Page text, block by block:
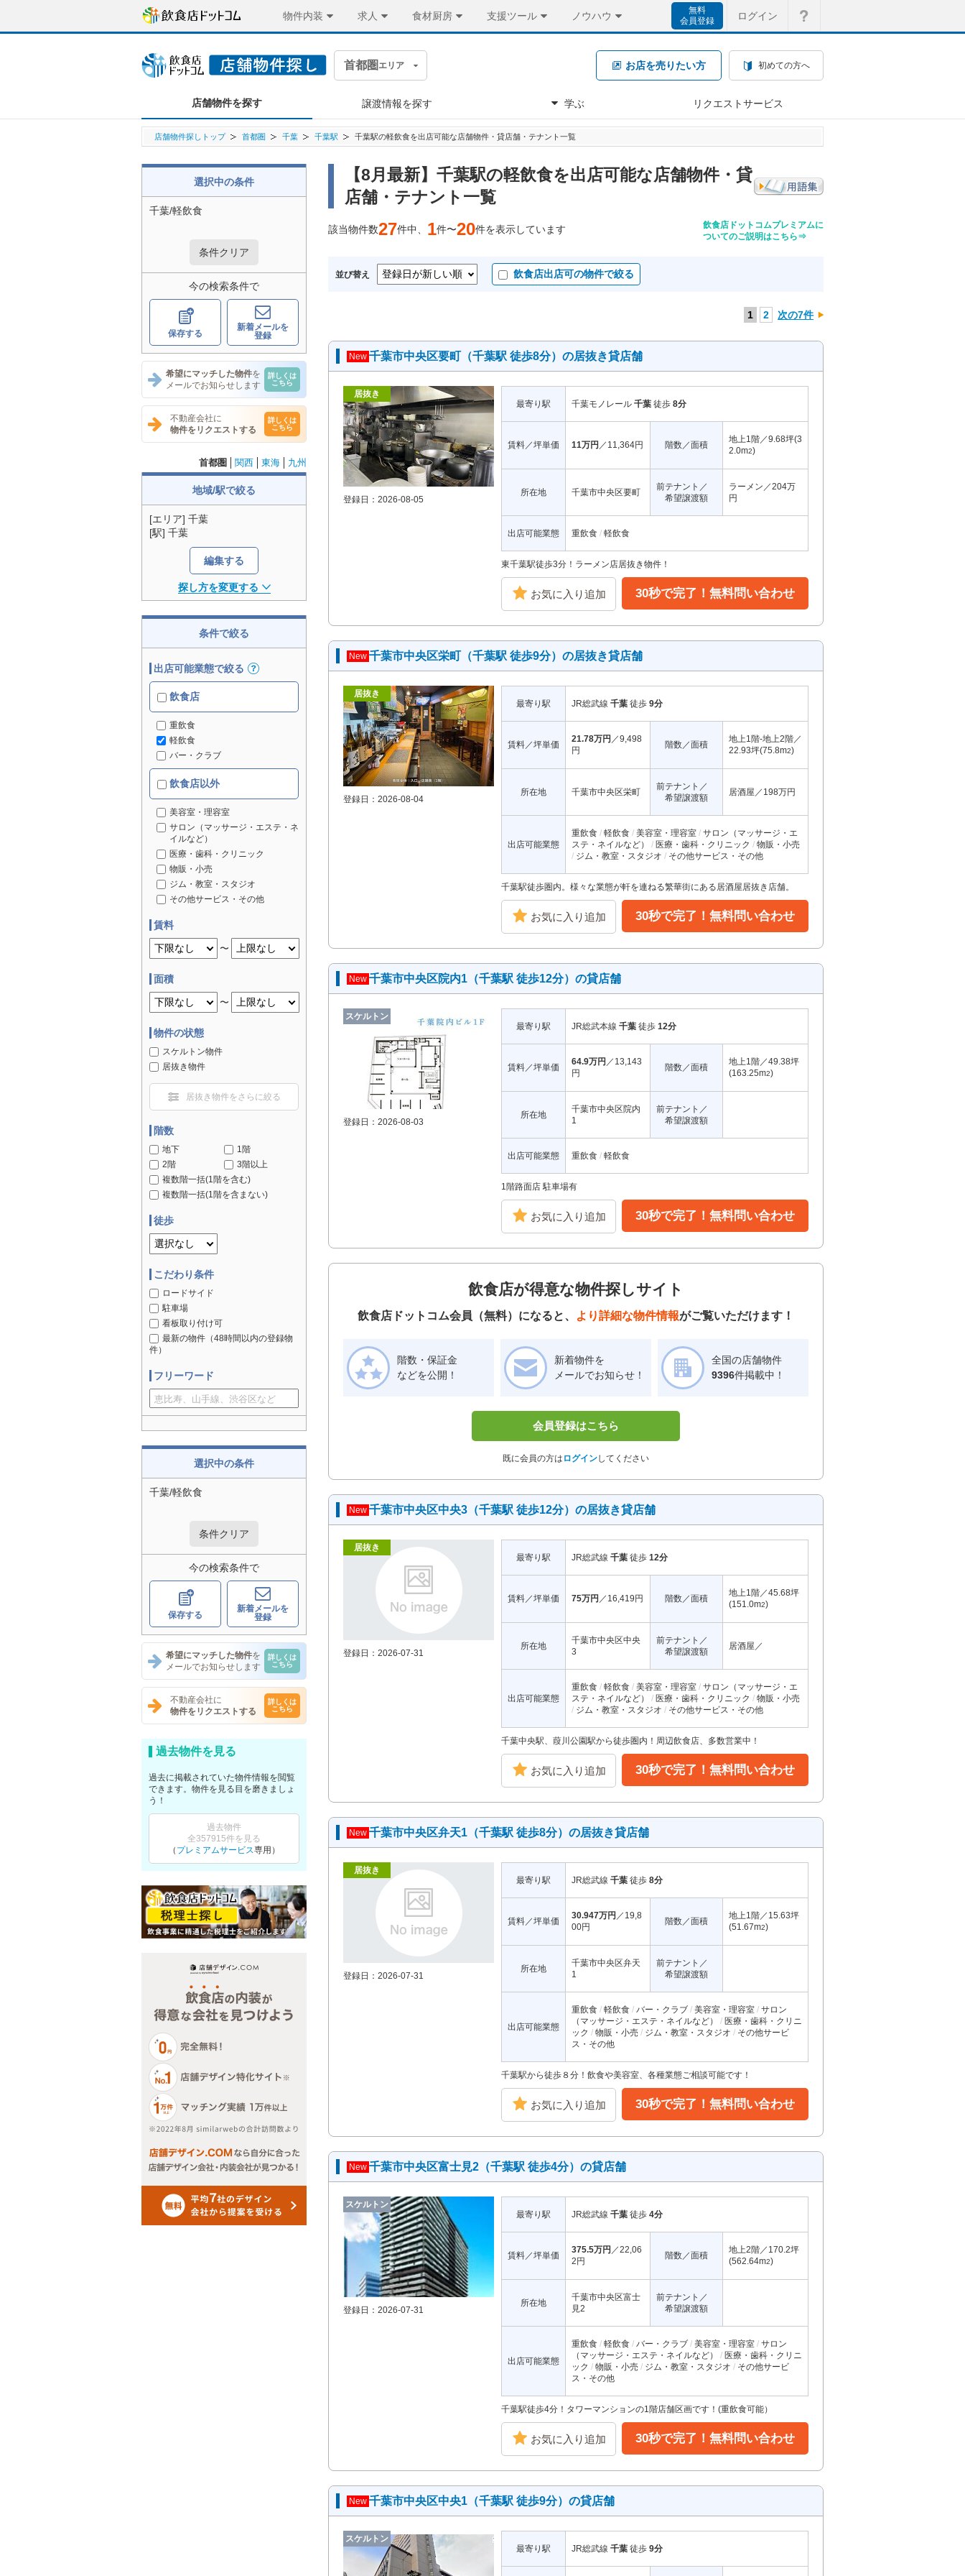
物件内装 求人 食材厨房 支援ツール ノウハウ
無料
会員登録
ログイン
首都圏 エリア お店を売りたい方 初めての方へ
店舗物件を探す 譲渡情報を探す 学ぶ リクエストサービス
店舗物件探しトップ 首都圏 千葉 千葉駅 千葉駅の軽飲食を出店可能な店舗物件・貸店舗・テナント一覧
選択中の条件
千葉/軽飲食
条件クリア
今の検索条件で
保存する
新着メールを
登録
希望にマッチした物件を
メールでお知らせします
詳しくは
こちら
不動産会社に
物件をリクエストする
詳しくは
こちら
首都圏 関西 東海 九州
地域/駅で絞る
[エリア] 千葉
[駅] 千葉
編集する
探し方を変更する
条件で絞る
出店可能業態で絞る
飲食店
重飲食
軽飲食
バー・クラブ
飲食店以外
美容室・理容室
サロン（マッサージ・エステ・ネ
イルなど）
医療・歯科・クリニック
物販・小売
ジム・教室・スタジオ
その他サービス・その他
賃料
〜
面積
〜
物件の状態
スケルトン物件
居抜き物件
居抜き物件をさらに絞る
階数
地下
1階
2階
3階以上
複数階一括(1階を含む)
複数階一括(1階を含まない)
徒歩
こだわり条件
ロードサイド
駐車場
看板取り付け可
最新の物件（48時間以内の登録物
件）
フリーワード
選択中の条件
千葉/軽飲食
条件クリア
今の検索条件で
保存する
新着メールを
登録
希望にマッチした物件を
メールでお知らせします
詳しくは
こちら
不動産会社に
物件をリクエストする
詳しくは
こちら
過去物件を見る
過去に掲載されていた物件情報を閲覧
できます。物件を見る目を磨きましょ
う！
過去物件
全357915件を見る
（ プレミアムサービス専用）
【8月最新】千葉駅の軽飲食を出店可能な店舗物件・貸
店舗・テナント一覧
該当物件数27件中、 1件〜20件を表示しています
飲食店ドットコムプレミアムに
ついてのご説明はこちら⇒
並び替え 飲食店出店可の物件で絞る
1 2 次の7件
New 千葉市中央区要町（千葉駅 徒歩8分）の居抜き貸店舗
居抜き
登録日：2026-08-05
最寄り駅 千葉モノレール 千葉 徒歩 8分
賃料／坪単価 11万円 ／11,364円 階数／面積
地上1階／9.68坪(3
2.0m2)
所在地 千葉市中央区要町
前テナント／
希望譲渡額
ラーメン／204万
円
出店可能業態 重飲食 軽飲食
東千葉駅徒歩3分！ラーメン店居抜き物件！
お気に入り追加 30秒で完了！無料問い合わせ
New 千葉市中央区栄町（千葉駅 徒歩9分）の居抜き貸店舗
居抜き
登録日：2026-08-04
最寄り駅 JR総武線 千葉 徒歩 9分
賃料／坪単価
21.78万円 ／9,498
円
階数／面積
地上1階-地上2階／
22.93坪(75.8m2)
所在地 千葉市中央区栄町
前テナント／
希望譲渡額
居酒屋／198万円
出店可能業態
重飲食 軽飲食 美容室・理容室
サロン（マッサージ・エ
ステ・ネイルなど）
医療・歯科・クリニック
物販・小売
ジム・教室・スタジオ
その他サービス・その他
千葉駅徒歩圏内。様々な業態が軒を連ねる繁華街にある居酒屋居抜き店舗。
お気に入り追加 30秒で完了！無料問い合わせ
New 千葉市中央区院内1（千葉駅 徒歩12分）の貸店舗
スケルトン
登録日：2026-08-03
最寄り駅 JR総武本線 千葉 徒歩 12分
賃料／坪単価
64.9万円 ／13,143
円
階数／面積
地上1階／49.38坪
(163.25m2)
所在地
千葉市中央区院内
1
前テナント／
希望譲渡額
出店可能業態 重飲食 軽飲食
1階路面店 駐車場有
お気に入り追加 30秒で完了！無料問い合わせ
飲食店が得意な物件探しサイト
飲食店ドットコム会員（無料）になると、 より詳細な物件情報がご覧いただけます！
階数・保証金
などを公開！
新着物件を
メールでお知らせ！
全国の店舗物件
9396件掲載中！
会員登録はこちら
既に会員の方は ログインしてください
New 千葉市中央区中央3（千葉駅 徒歩12分）の居抜き貸店舗
居抜き
登録日：2026-07-31
最寄り駅 JR総武線 千葉 徒歩 12分
賃料／坪単価 75万円 ／16,419円 階数／面積
地上1階／45.68坪
(151.0m2)
所在地
千葉市中央区中央
3
前テナント／
希望譲渡額
居酒屋／
出店可能業態
重飲食 軽飲食 美容室・理容室
サロン（マッサージ・エ
ステ・ネイルなど）
医療・歯科・クリニック
物販・小売
ジム・教室・スタジオ
その他サービス・その他
千葉中央駅、葭川公園駅から徒歩圏内！周辺飲食店、多数営業中！
お気に入り追加 30秒で完了！無料問い合わせ
New 千葉市中央区弁天1（千葉駅 徒歩8分）の居抜き貸店舗
居抜き
登録日：2026-07-31
最寄り駅 JR総武線 千葉 徒歩 8分
賃料／坪単価
30.947万円 ／19,8
00円
階数／面積
地上1階／15.63坪
(51.67m2)
所在地
千葉市中央区弁天
1
前テナント／
希望譲渡額
出店可能業態
重飲食 軽飲食 バー・クラブ 美容室・理容室
サロン
（マッサージ・エステ・ネイルなど）
医療・歯科・クリニ
ック
物販・小売 ジム・教室・スタジオ
その他サービ
ス・その他
千葉駅から徒歩８分！飲食や美容室、各種業態ご相談可能です！
お気に入り追加 30秒で完了！無料問い合わせ
New 千葉市中央区富士見2（千葉駅 徒歩4分）の貸店舗
スケルトン
登録日：2026-07-31
最寄り駅 JR総武線 千葉 徒歩 4分
賃料／坪単価
375.5万円 ／22,06
2円
階数／面積
地上2階／170.2坪
(562.64m2)
所在地
千葉市中央区富士
見2
前テナント／
希望譲渡額
出店可能業態
重飲食 軽飲食 バー・クラブ 美容室・理容室
サロン
（マッサージ・エステ・ネイルなど）
医療・歯科・クリニ
ック
物販・小売 ジム・教室・スタジオ
その他サービ
ス・その他
千葉駅徒歩4分！タワーマンションの1階店舗区画です！(重飲食可能）
お気に入り追加 30秒で完了！無料問い合わせ
New 千葉市中央区中央1（千葉駅 徒歩9分）の貸店舗
スケルトン
最寄り駅
JR総武線 千葉 徒歩 9分